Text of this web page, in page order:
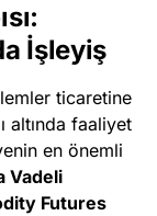
İşleyiş
ticaretine
altında faaliyet
en önemli
Vadeli
Futures